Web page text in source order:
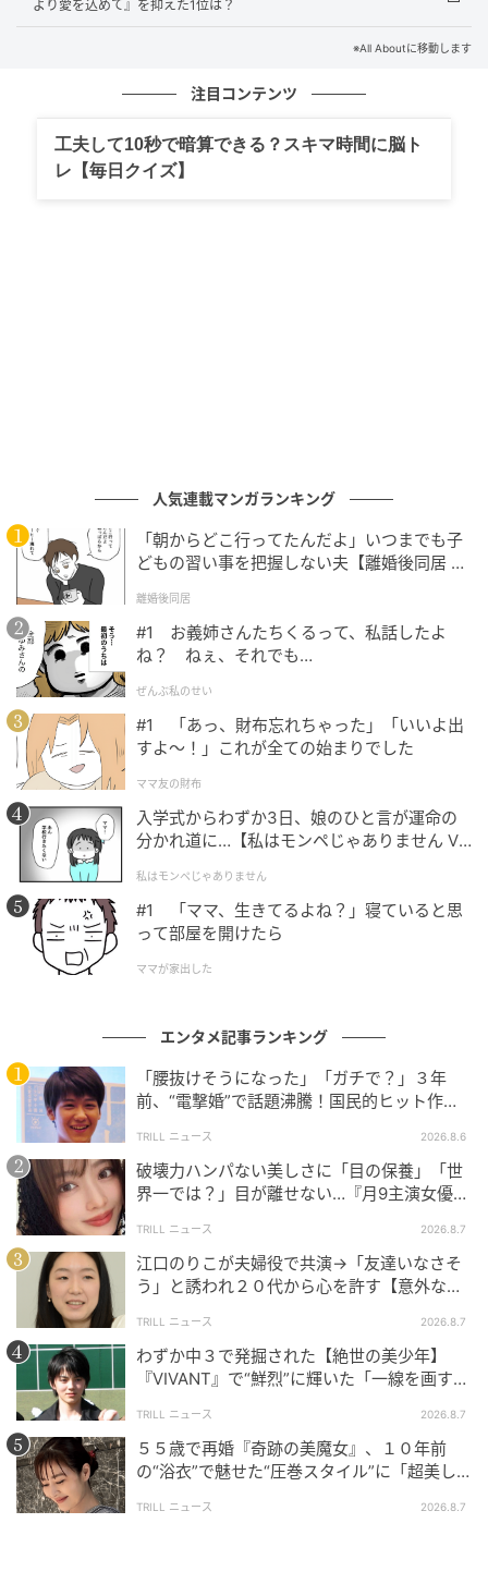
から、イケメンエリートに転身した最恐毒舌男。普段
のイメージとは真逆のイラつく上司キャラクターです
回答コメントでは「小芝風花との掛け合いが良かっ
た」（50代女性／埼玉県）、「イケメンエリート役が
イル・金融・育児・エンタメ関連。
文：くま なかこ
次の記事
【30代が選ぶ】バラエティー力が高い「STAR
TO社の若手タレント」ランキング！ 2位「松
田元太」、1位は？
の記事をもっとみる
より愛を込めて』を抑えた1位は？
※All Aboutに移動します
注目コンテンツ
工夫して10秒で暗算できる？スキマ時間に脳ト
レ【毎日クイズ】
人気連載マンガランキング
「朝からどこ行ってたんだよ」いつまでも子
どもの習い事を把握しない夫【離婚後同居 Vo
離婚後同居
#1 お義姉さんたちくるって、私話したよ
ね？ ねぇ、それでも…
ぜんぶ私のせい
#1 「あっ、財布忘れちゃった」「いいよ出
すよ〜！」これが全ての始まりでした
ママ友の財布
入学式からわずか3日、娘のひと言が運命の
分かれ道に…【私はモンペじゃありません Vo
私はモンペじゃありません
#1 「ママ、生きてるよね？」寝ていると思
って部屋を開けたら
ママが家出した
エンタメ記事ランキング
「腰抜けそうになった」「ガチで？」３年
前、“電撃婚”で話題沸騰！国民的ヒット作
TRILL ニュース 2026.8.6
破壊力ハンパない美しさに「目の保養」「世
界一では？」目が離せない…『月9主演女優
TRILL ニュース 2026.8.7
江口のりこが夫婦役で共演→「友達いなさそ
う」と誘われ２０代から心を許す【意外な親
TRILL ニュース 2026.8.7
わずか中３で発掘された【絶世の美少年】
『VIVANT』で“鮮烈”に輝いた「一線を画す」
TRILL ニュース 2026.8.7
５５歳で再婚『奇跡の美魔女』、１０年前
の“浴衣”で魅せた“圧巻スタイル”に「超美し
TRILL ニュース 2026.8.7